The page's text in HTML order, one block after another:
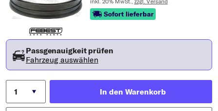
Sofort lieferbar
Passgenauigkeit prüfen
Fahrzeug auswählen
In den Warenkorb